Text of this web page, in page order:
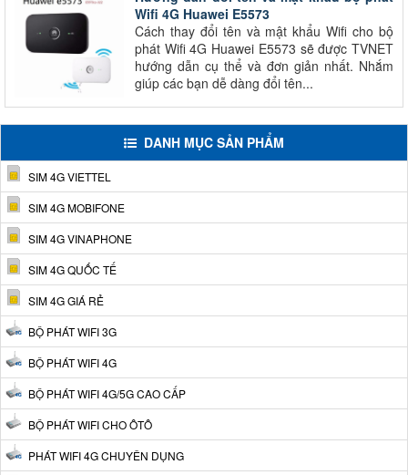
Wifi 4G Huawei E5573
Cách thay đổi tên và mật khẩu Wifi cho bộ
phát Wifi 4G Huawei E5573 sẽ được TVNET
hướng dẫn cụ thể và đơn giản nhất. Nhắm
giúp các bạn dễ dàng đổi tên...
DANH MỤC SẢN PHẨM
SIM 4G VIETTEL
SIM 4G MOBIFONE
SIM 4G VINAPHONE
SIM 4G QUỐC TẾ
SIM 4G GIÁ RẺ
BỘ PHÁT WIFI 3G
BỘ PHÁT WIFI 4G
BỘ PHÁT WIFI 4G/5G CAO CẤP
BỘ PHÁT WIFI CHO ÔTÔ
PHÁT WIFI 4G CHUYÊN DỤNG